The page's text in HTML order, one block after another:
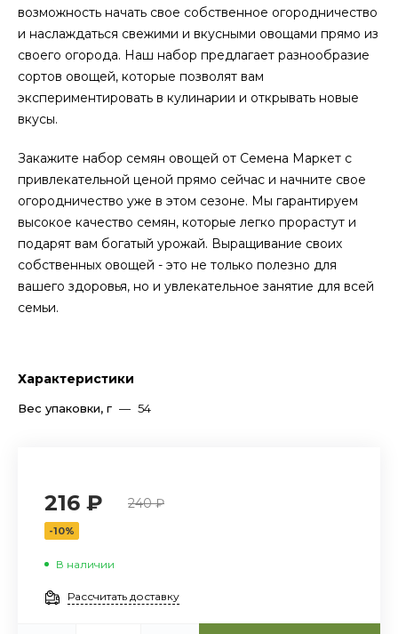
возможность начать свое собственное огородничество
и наслаждаться свежими и вкусными овощами прямо из
своего огорода. Наш набор предлагает разнообразие
сортов овощей, которые позволят вам
экспериментировать в кулинарии и открывать новые
вкусы.
Закажите набор семян овощей от Семена Маркет с
привлекательной ценой прямо сейчас и начните свое
огородничество уже в этом сезоне. Мы гарантируем
высокое качество семян, которые легко прорастут и
подарят вам богатый урожай. Выращивание своих
собственных овощей - это не только полезно для
вашего здоровья, но и увлекательное занятие для всей
семьи.
Характеристики
Вес упаковки, г — 54
216 ₽ 240 ₽
-10%
В наличии
Рассчитать доставку